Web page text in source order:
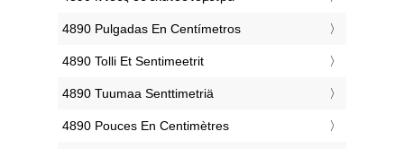
‎4890 Pulgadas En Centímetros
‎4890 Tolli Et Sentimeetrit
‎4890 Tuumaa Senttimetriä
‎4890 Pouces En Centimètres